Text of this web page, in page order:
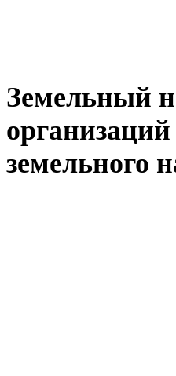
Земельный
земельного